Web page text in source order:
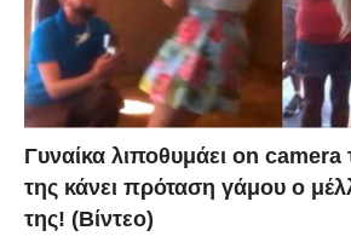
Γυναίκα λιποθυμάει on
της κάνει πρόταση γάμου ο
της! (Βίντεο)